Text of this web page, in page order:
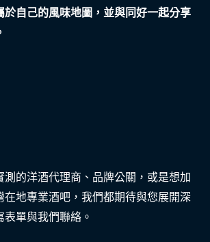
於自己的風味地圖，並與同好一起分享
測的洋酒代理商、品牌公關，或是想加
在地專業酒吧，我們都期待與您展開深
單與我們聯絡。